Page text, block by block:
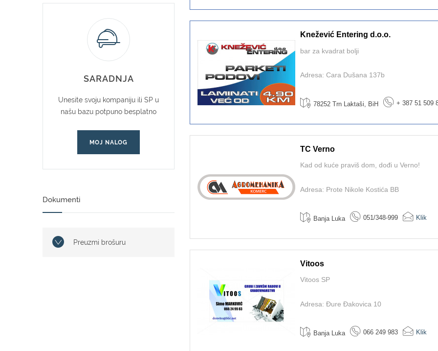
SARADNJA
Unesite svoju kompaniju ili SP u
našu bazu potpuno besplatno
MOJ NALOG
Dokumenti
Preuzmi brošuru
Knežević Entering d.o.o.
bar za kvadrat bolji
Adresa: Cara Dušana 137b
78252 Trn Laktaši, BiH + 387 51 509
TC Verno
Kad od kuće praviš dom, dođi u Verno!
Adresa: Prote Nikole Kostića BB
Banja Luka 051/348-999 Klik
Vitoos
Vitoos SP
Adresa: Đure Đakovica 10
Banja Luka 066 249 983 Klik